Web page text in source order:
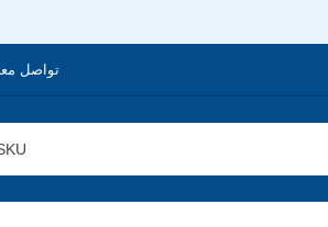
تواصل معنا يوميا من